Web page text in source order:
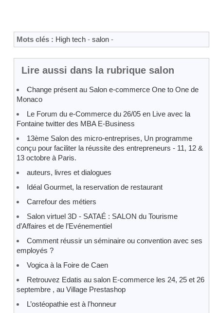
Mots clés : High tech - salon -
Lire aussi dans la rubrique salon
Change présent au Salon e-commerce One to One de
Monaco
Le Forum du e-Commerce du 26/05 en Live avec la
Fontaine twitter des MBA E-Business
13ème Salon des micro-entreprises, Un programme
conçu pour faciliter la réussite des entrepreneurs - 11, 12 &
13 octobre à Paris.
auteurs, livres et dialogues
Idéal Gourmet, la reservation de restaurant
Carrefour des métiers
Salon virtuel 3D - SATAÉ : SALON du Tourisme
d’Affaires et de l’Evénementiel
Comment réussir un séminaire ou convention avec ses
employés ?
Vogica à la Foire de Caen
Retrouvez Edatis au salon E-commerce les 24, 25 et 26
septembre , au Village Prestashop
L’ostéopathie est à l’honneur